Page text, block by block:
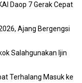
Daop 7 Gerak Cepat
Ajang Bergengsi
Salahgunakan Ijin
Terhalang Masuk ke